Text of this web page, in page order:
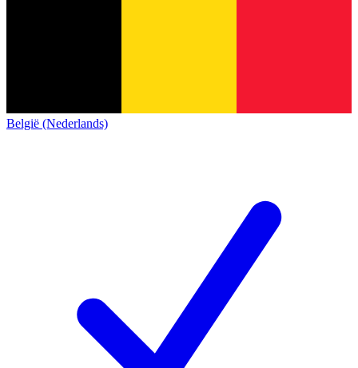
België (Nederlands)